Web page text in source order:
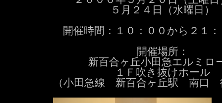
５月２４日（水曜日）
開催時間：１０：００から２１
開催場所：
新百合ヶ丘小田急エルミロ
１Ｆ吹き抜けホール
（小田急線 新百合ヶ丘駅 南口